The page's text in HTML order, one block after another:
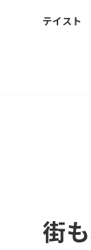
テイスト
街